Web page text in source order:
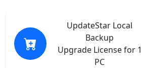
UpdateStar Local
Backup
Upgrade License for 1
PC